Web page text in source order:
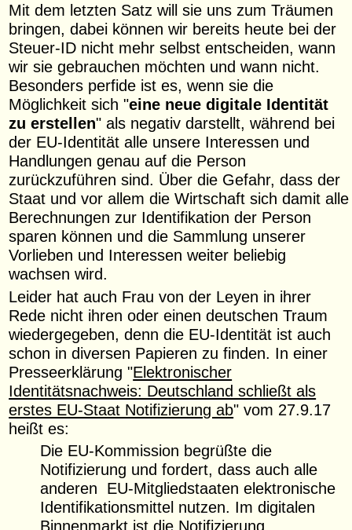
Mit dem letzten Satz will sie uns zum Träumen
bringen, dabei können wir bereits heute bei der
Steuer-ID nicht mehr selbst entscheiden, wann
wir sie gebrauchen möchten und wann nicht.
Besonders perfide ist es, wenn sie die
Möglichkeit sich "eine neue digitale Identität
zu erstellen" als negativ darstellt, während bei
der EU-Identität alle unsere Interessen und
Handlungen genau auf die Person
zurückzuführen sind. Über die Gefahr, dass der
Staat und vor allem die Wirtschaft sich damit alle
Berechnungen zur Identifikation der Person
sparen können und die Sammlung unserer
Vorlieben und Interessen weiter beliebig
wachsen wird.
Leider hat auch Frau von der Leyen in ihrer
Rede nicht ihren oder einen deutschen Traum
wiedergegeben, denn die EU-Identität ist auch
schon in diversen Papieren zu finden. In einer
Presseerklärung "Elektronischer
Identitätsnachweis: Deutschland schließt als
erstes EU-Staat Notifizierung ab" vom 27.9.17
heißt es:
Die EU-Kommission begrüßte die
Notifizierung und fordert, dass auch alle
anderen EU-Mitgliedstaaten elektronische
Identifikationsmittel nutzen. Im digitalen
Binnenmarkt ist die Notifizierung